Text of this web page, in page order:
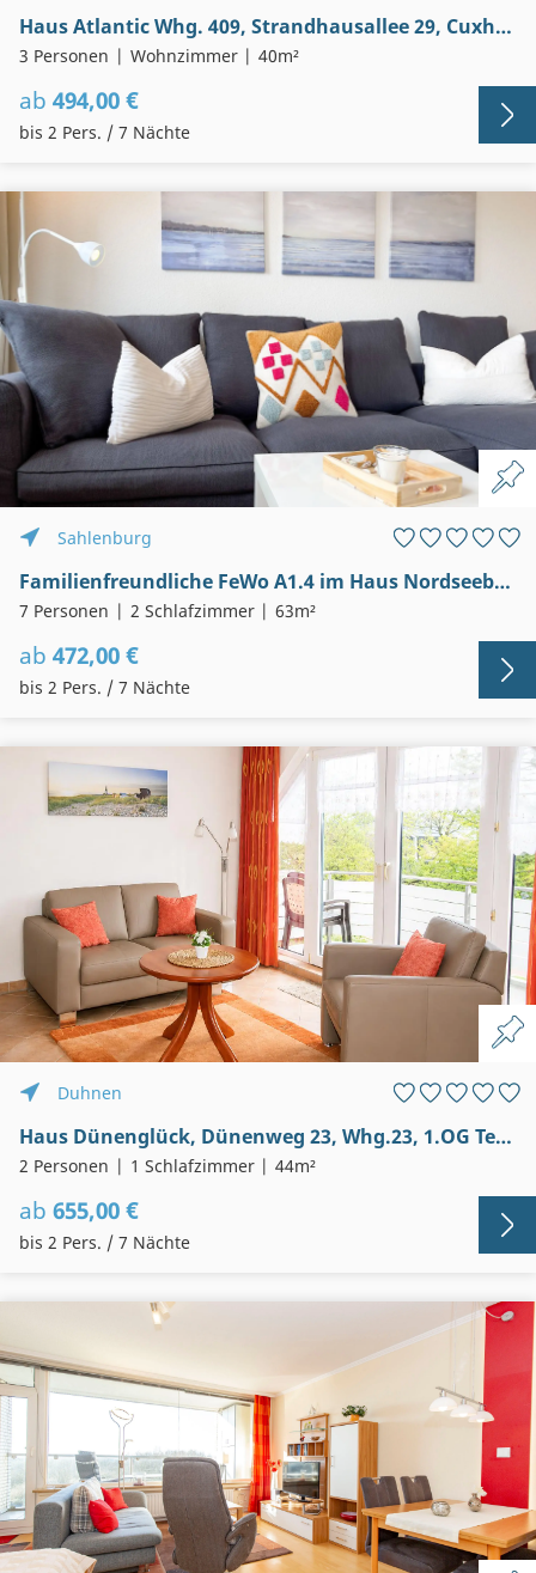
Haus Atlantic Whg. 409, Strandhausallee 29, Cuxhaven-Döse, Seesicht, Haustiere erlaubt
3 Personen Wohnzimmer 40m²
ab 494,00 €
bis 2 Pers. / 7 Nächte
Sahlenburg
Familienfreundliche FeWo A1.4 im Haus Nordseebrandung
7 Personen 2 Schlafzimmer 63m²
ab 472,00 €
bis 2 Pers. / 7 Nächte
Duhnen
Haus Dünenglück, Dünenweg 23, Whg.23, 1.OG Teil- Seesicht
2 Personen 1 Schlafzimmer 44m²
ab 655,00 €
bis 2 Pers. / 7 Nächte